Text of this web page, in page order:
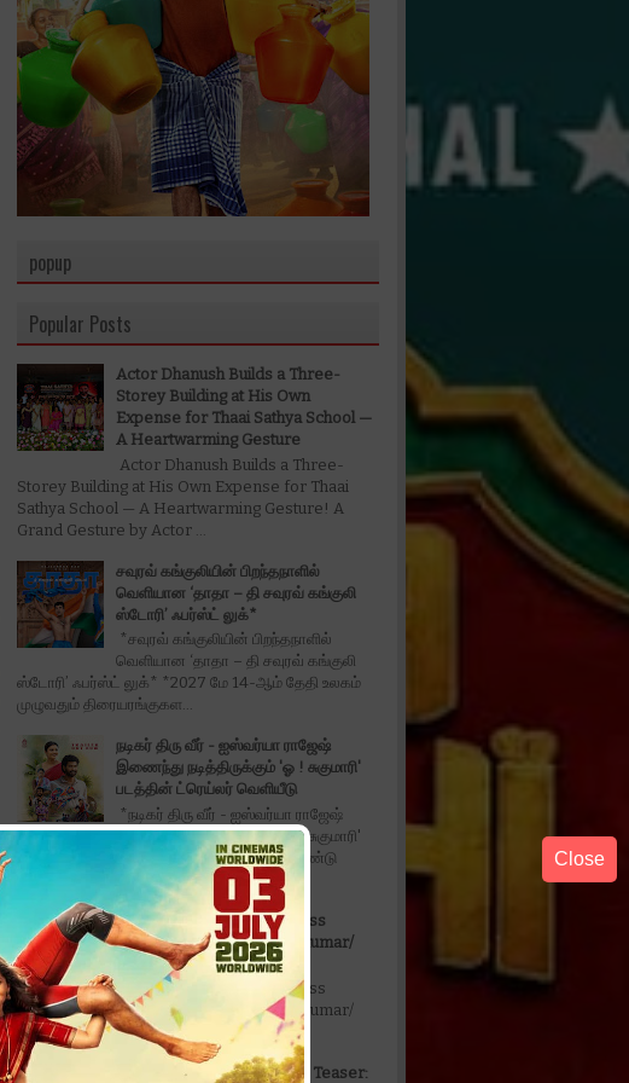
popup
Close
Popular Posts
Actor Dhanush Builds a Three-
Storey Building at His Own
Expense for Thaai Sathya School —
A Heartwarming Gesture
Actor Dhanush Builds a Three-
Storey Building at His Own Expense for Thaai
Sathya School — A Heartwarming Gesture! A
Grand Gesture by Actor ...
சவுரவ் கங்குலியின் பிறந்தநாளில்
வெளியான ‘தாதா – தி சவுரவ் கங்குலி
ஸ்டோரி’ ஃபர்ஸ்ட் லுக்*
*சவுரவ் கங்குலியின் பிறந்தநாளில்
வெளியான ‘தாதா – தி சவுரவ் கங்குலி
ஸ்டோரி’ ஃபர்ஸ்ட் லுக்* *2027 மே 14-ஆம் தேதி உலகம்
முழுவதும் திரையரங்குகள...
நடிகர் திரு வீர் - ஐஸ்வர்யா ராஜேஷ்
இணைந்து நடித்திருக்கும் 'ஓ ! சுகுமாரி'
படத்தின் ட்ரெய்லர் வெளியீடு
*நடிகர் திரு வீர் - ஐஸ்வர்யா ராஜேஷ்
இணைந்து நடித்திருக்கும் 'ஓ ! சுகுமாரி'
படத்தின் ட்ரெய்லர் வெளியீடு* டீசர் மற்றும் இரண்டு
தில்லு இருந்தா போராடு Actress
Anukrishna /Vanithavijayakumar/
Karthikdoss/
தில்லு இருந்தா போராடு Actress
Anukrishna /Vanithavijayakumar/
Karthikdoss/
Don't Trouble The Trouble Teaser: